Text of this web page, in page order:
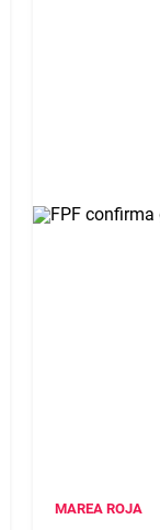
MAREA ROJA